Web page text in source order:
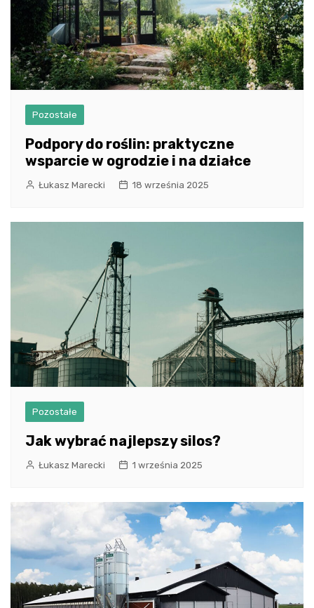
Pozostałe
Podpory do roślin: praktyczne
wsparcie w ogrodzie i na działce
Łukasz Marecki 18 września 2025
Pozostałe
Jak wybrać najlepszy silos?
Łukasz Marecki 1 września 2025